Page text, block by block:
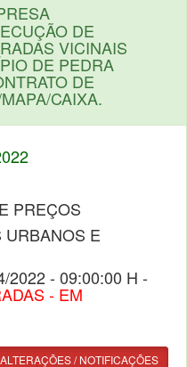
DE
VICINAIS
DE PEDRA
DE
CAIXA.
PREÇOS
E
2022 - 09:00:00 H -
- EM
ALTERAÇÕES / NOTIFICAÇÕES